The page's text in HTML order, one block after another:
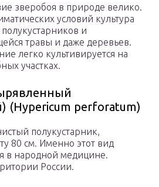
зверобоя в природе велико.
условий культура
и
травы и даже деревьев.
легко культивируется на
участках.
(Hypericum perforatum)
полукустарник,
80 см. Именно этот вид
в народной медицине.
России.